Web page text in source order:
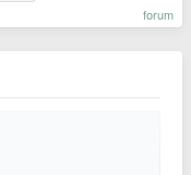
forum